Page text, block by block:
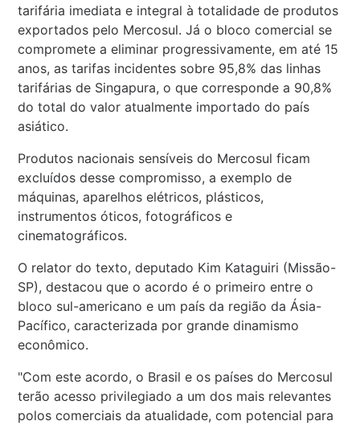
tarifária imediata e integral à totalidade de produtos
exportados pelo Mercosul. Já o bloco comercial se
compromete a eliminar progressivamente, em até 15
anos, as tarifas incidentes sobre 95,8% das linhas
tarifárias de Singapura, o que corresponde a 90,8%
do total do valor atualmente importado do país
asiático.
Produtos nacionais sensíveis do Mercosul ficam
excluídos desse compromisso, a exemplo de
máquinas, aparelhos elétricos, plásticos,
instrumentos óticos, fotográficos e
cinematográficos.
O relator do texto, deputado Kim Kataguiri (Missão-
SP), destacou que o acordo é o primeiro entre o
bloco sul-americano e um país da região da Ásia-
Pacífico, caracterizada por grande dinamismo
econômico.
"Com este acordo, o Brasil e os países do Mercosul
terão acesso privilegiado a um dos mais relevantes
polos comerciais da atualidade, com potencial para